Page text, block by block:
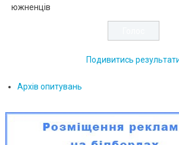
южненців
Подивитись
Архів опитувань